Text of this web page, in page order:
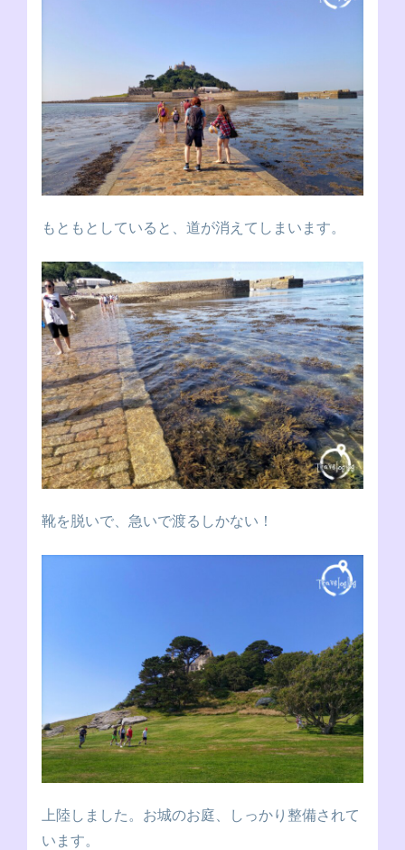
もともとしていると、道が消えてしまいます。
靴を脱いで、急いで渡るしかない！
上陸しました。お城のお庭、しっかり整備されて
います。